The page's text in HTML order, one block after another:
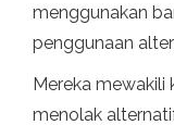
menggunakan
penggunaan
Mereka mewakili
menolak